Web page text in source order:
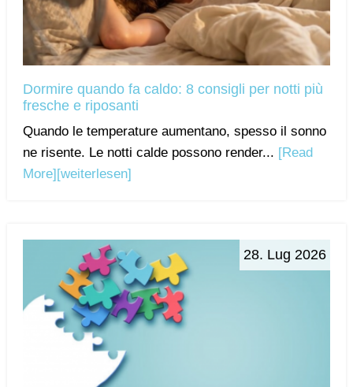
Dormire quando fa caldo: 8 consigli per notti più
fresche e riposanti
Quando le temperature aumentano, spesso il sonno
ne risente. Le notti calde possono render... [Read
More] [weiterlesen]
28. Lug 2026